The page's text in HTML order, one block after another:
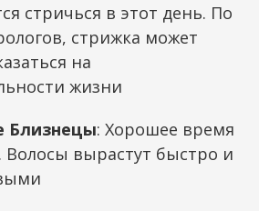
стричься в этот день. По
стрижка может
на
жизни
Близнецы: Хорошее время
Волосы вырастут быстро и